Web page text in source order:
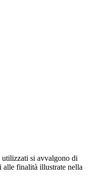
utilizzati si avvalgono di
alle finalità illustrate nella